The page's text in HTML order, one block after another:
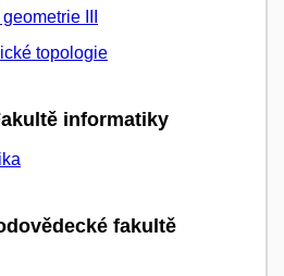
III
topologie
informatiky
fakultě